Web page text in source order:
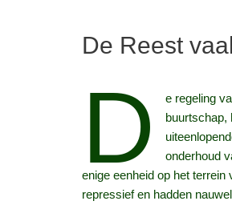
De Reest
D
e regeling
buurtschap,
onderhoud
enige eenheid op het
repressief en hadden